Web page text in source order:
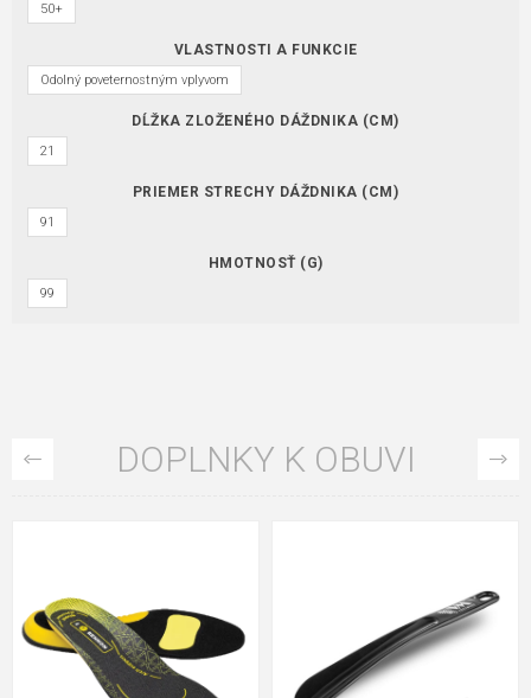
50+
VLASTNOSTI A FUNKCIE
Odolný poveternostným vplyvom
DĹŽKA ZLOŽENÉHO DÁŽDNIKA (CM)
21
PRIEMER STRECHY DÁŽDNIKA (CM)
91
HMOTNOSŤ (G)
99
DOPLNKY K OBUVI